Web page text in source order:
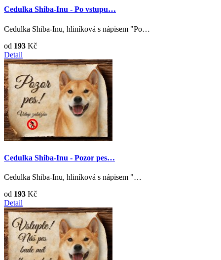
Cedulka Shiba-Inu - Po vstupu…
Cedulka Shiba-Inu, hliníková s nápisem "Po…
od 193 Kč
Detail
Cedulka Shiba-Inu - Pozor pes…
Cedulka Shiba-Inu, hliníková s nápisem "…
od 193 Kč
Detail